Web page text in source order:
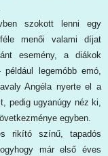
szokott lenni egy
menői valami díjat
esemény, a diákok
legemóbb emó,
Angéla nyerte el a
pedig ugyanúgy néz ki,
egyben.
rikító színű, tapadós
már első éves